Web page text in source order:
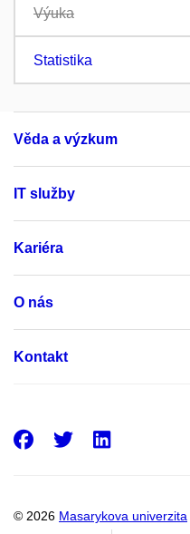
Výuka
Statistika
Věda a výzkum
IT služby
Kariéra
O nás
Kontakt
© 2026 Masarykova univerzita
Facebook
Twitter